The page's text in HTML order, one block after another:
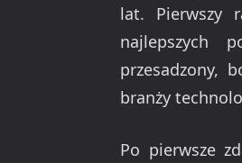
lat. Pierwszy
najlepszych
przesadzony,
branży
Po pierwsze